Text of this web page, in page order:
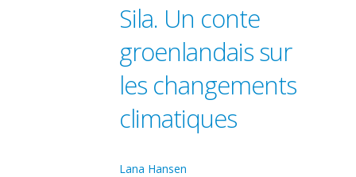
Sila. Un conte
groenlandais sur
les changements
climatiques
Lana Hansen